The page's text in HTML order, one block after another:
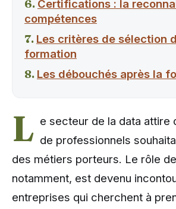
Certifications : la
compétences
Les critères de sélection
formation
Les débouchés après la
L e secteur de la data attire
de professionnels
des métiers porteurs. Le rôle
notamment, est devenu
entreprises qui cherchent à